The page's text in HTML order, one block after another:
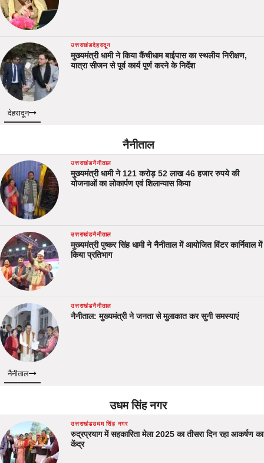
उत्तराखंडदेहरादून
मुख्यमंत्री धामी ने किया कैंचीधाम बाईपास का स्थलीय निरीक्षण,
यात्रा सीजन से पूर्व कार्य पूर्ण करने के निर्देश
देहरादून
नैनीताल
उत्तराखंडनैनीताल
मुख्यमंत्री धामी ने 121 करोड़ 52 लाख 46 हजार रुपये की
योजनाओं का लोकार्पण एवं शिलान्यास किया
उत्तराखंडनैनीताल
मुख्यमंत्री पुष्कर सिंह धामी ने नैनीताल में आयोजित विंटर कार्निवाल में
किया प्रतिभाग
उत्तराखंडनैनीताल
नैनीताल: मुख्यमंत्री ने जनता से मुलाकात कर सुनी समस्याएं
नैनीताल
उधम सिंह नगर
उत्तराखंडउधम सिंह नगर
रुद्रप्रयाग में सहकारिता मेला 2025 का तीसरा दिन रहा आकर्षण का
केंद्र